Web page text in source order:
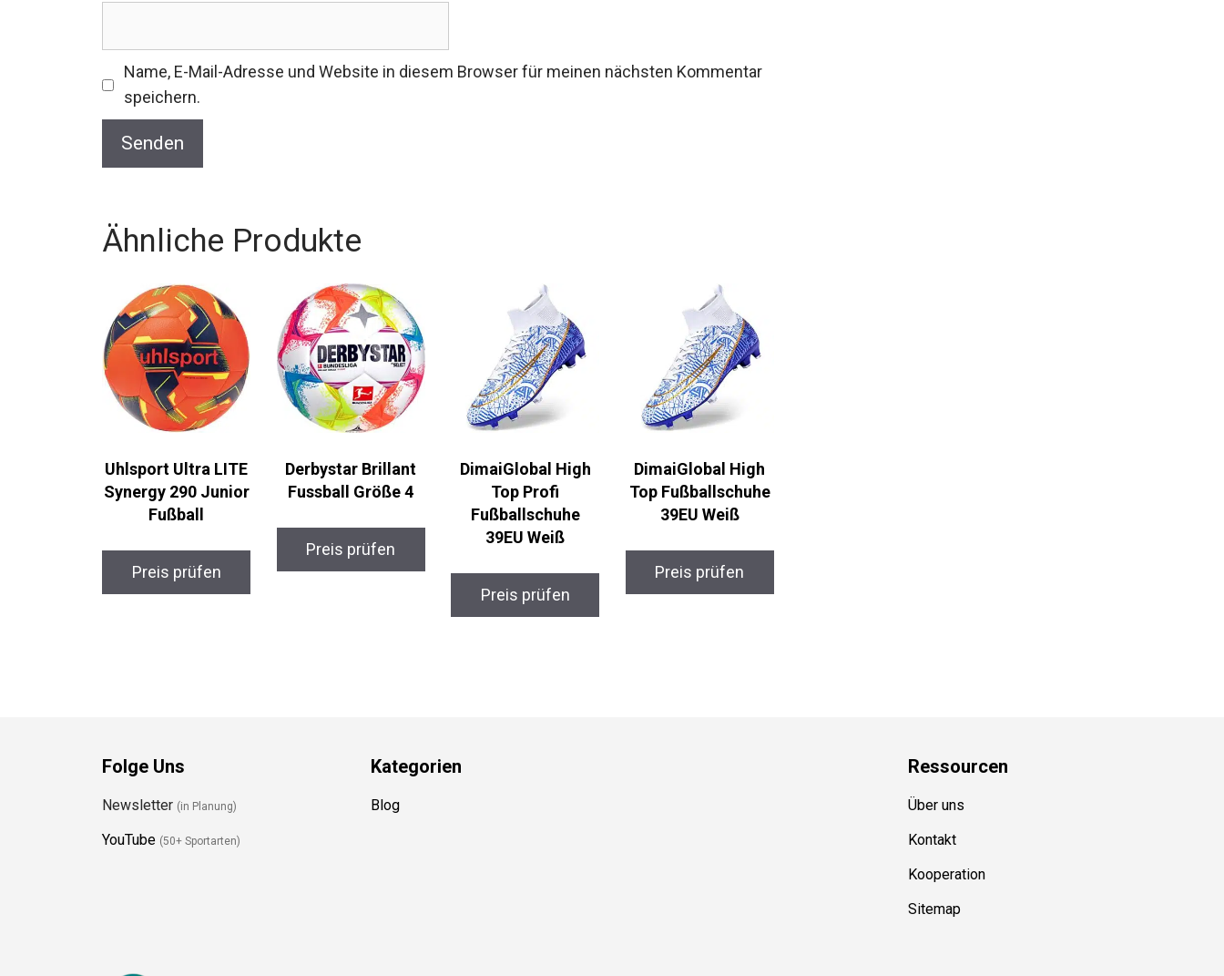
Name, E-Mail-Adresse und Website in diesem Browser für meinen nächsten Kommentar
speichern.
Ähnliche Produkte
Uhlsport Ultra LITE
Synergy 290 Junior
Fußball
Preis prüfen
Derbystar Brillant
Fussball Größe 4
Preis prüfen
DimaiGlobal High
Top Profi
Fußballschuhe
39EU Weiß
Preis prüfen
DimaiGlobal High
Top Fußballschuhe
39EU Weiß
Preis prüfen
Folge Uns
Newsletter (in Planung)
YouTube (50+ Sportarten)
Kategorien
Blog
Ressourcen
Über uns
Kontakt
Kooperation
Sitemap